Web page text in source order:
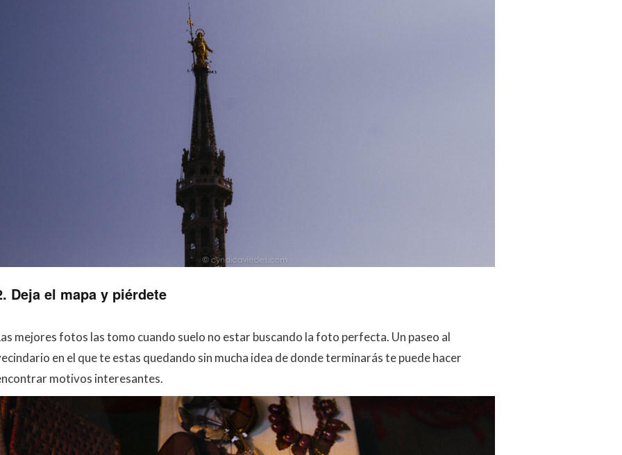
Deja el mapa y piérdete
mejores fotos las tomo cuando suelo no estar buscando la foto perfecta. Un paseo al
en el que te estas quedando sin mucha idea de donde terminarás te puede hacer
motivos interesantes.